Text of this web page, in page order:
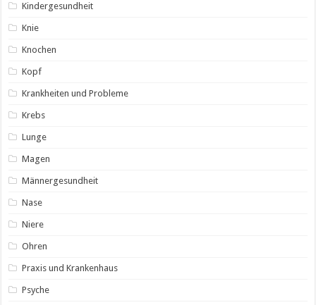
Kindergesundheit
Knie
Knochen
Kopf
Krankheiten und Probleme
Krebs
Lunge
Magen
Männergesundheit
Nase
Niere
Ohren
Praxis und Krankenhaus
Psyche